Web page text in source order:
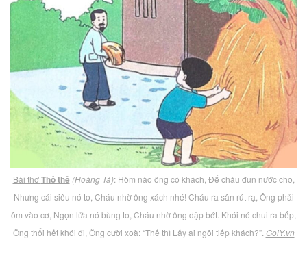
Bài thơThỏ thẻ (Hoàng Tá): Hôm nào ông có khách, Để cháu đun nước cho,
Nhưng cái siêu nó to, Cháu nhờ ông xách nhé! Cháu ra sân rút rạ, Ông phải
ôm vào cơ, Ngọn lửa nó bùng to, Cháu nhờ ông dập bớt. Khói nó chui ra bếp,
Ông thổi hết khói đi, Ông cười xoà: “Thế thì Lấy ai ngồi tiếp khách?”. GoiY.vn